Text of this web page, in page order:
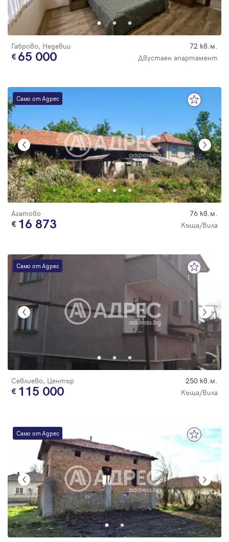
Габрово, Недевци 72 кв.м.
65 000 Двустаен апартамент
Само от Адрес
Агатово 76 кв.м.
16 873 Къща/Вила
Само от Адрес
Севлиево, Център 250 кв.м.
115 000 Къща/Вила
Само от Адрес
Парола
Регистрация